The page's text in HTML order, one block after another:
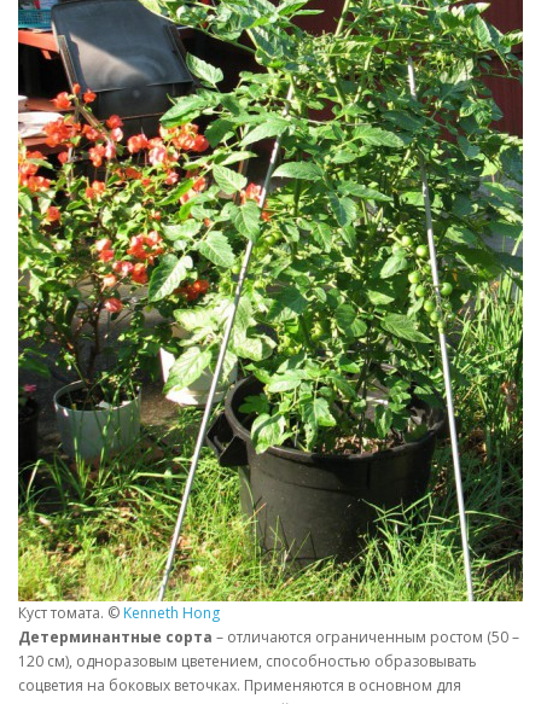
Куст томата. © Kenneth Hong
Детерминантные сорта – отличаются ограниченным ростом (50 –
120 см), одноразовым цветением, способностью образовывать
соцветия на боковых веточках. Применяются в основном для